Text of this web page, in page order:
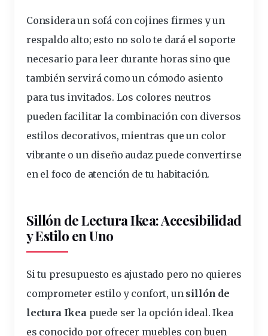
Considera un sofá con cojines firmes y un
respaldo alto; esto no solo te dará el soporte
necesario para leer durante horas sino que
también servirá como un cómodo asiento
para tus invitados. Los colores neutros
pueden facilitar la combinación con diversos
estilos decorativos, mientras que un color
vibrante o un diseño audaz puede convertirse
en el foco de atención de tu habitación.
Sillón de Lectura Ikea: Accesibilidad
y Estilo en Uno
Si tu presupuesto es ajustado pero no quieres
comprometer estilo y confort, un sillón de
lectura Ikeapuede ser la opción ideal. Ikea
es conocido por ofrecer muebles con buen